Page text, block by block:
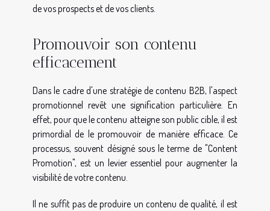
de vos prospects et de vos clients.
Promouvoir son contenu
efficacement
Dans le cadre d'une stratégie de contenu B2B, l'aspect
promotionnel revêt une signification particulière. En
effet, pour que le contenu atteigne son public cible, il est
primordial de le promouvoir de manière efficace. Ce
processus, souvent désigné sous le terme de "Content
Promotion", est un levier essentiel pour augmenter la
visibilité de votre contenu.
Il ne suffit pas de produire un contenu de qualité, il est